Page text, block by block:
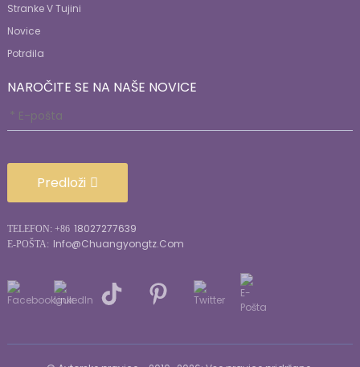
Stranke V Tujini
Novice
Potrdila
NAROČITE SE NA NAŠE NOVICE
Predloži
TELEFON: +86 18027277639
E-POŠTA: Info@chuangyongtz.com